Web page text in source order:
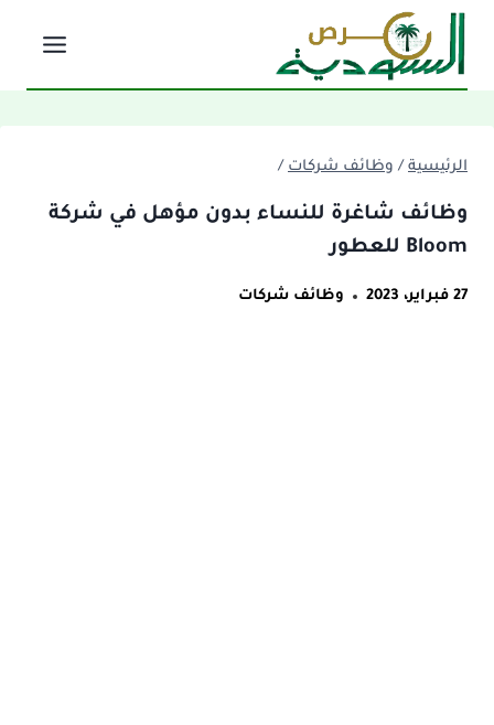
التجاوز
المحتوى
الرئيسية / وظائف شركات /
وظائف شاغرة للنساء بدون مؤهل في شركة
Bloom للعطور
27 فبراير، 2023 وظائف شركات